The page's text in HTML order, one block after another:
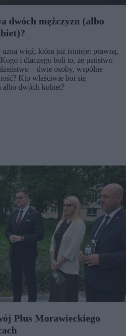
dwóch mężczyzn (albo
więź, która już istnieje: prawną,
i dlaczego boli to, że państwo
– dwie osoby, wspólne
Kto właściwie boi się
albo dwóch kobiet?
Plus Morawieckiego